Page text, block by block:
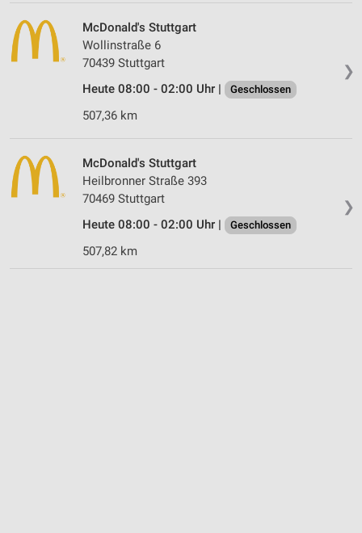
❯
McDonald's Stuttgart
Wollinstraße 6
70439 Stuttgart
Heute 08:00 - 02:00 Uhr |
Geschlossen
507,36 km
❯
McDonald's Stuttgart
Heilbronner Straße 393
70469 Stuttgart
Heute 08:00 - 02:00 Uhr |
Geschlossen
507,82 km